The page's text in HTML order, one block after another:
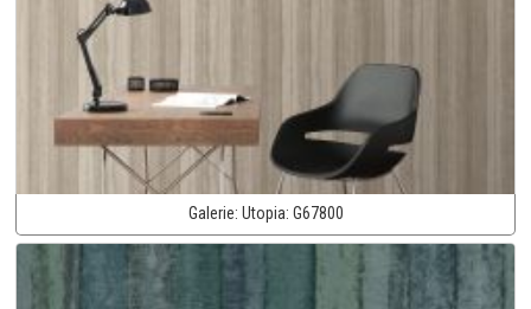
Galerie: Utopia: G67800